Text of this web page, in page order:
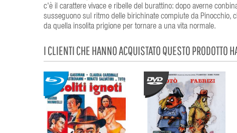
c'è il carattere vivace e ribelle del burattino: dopo averne
susseguono sul ritmo delle birichinate compiute da Pinocchio,
da quella insolita prigione per tornare a una vita normale.
I CLIENTI CHE HANNO ACQUISTATO QUESTO PRODOTTO